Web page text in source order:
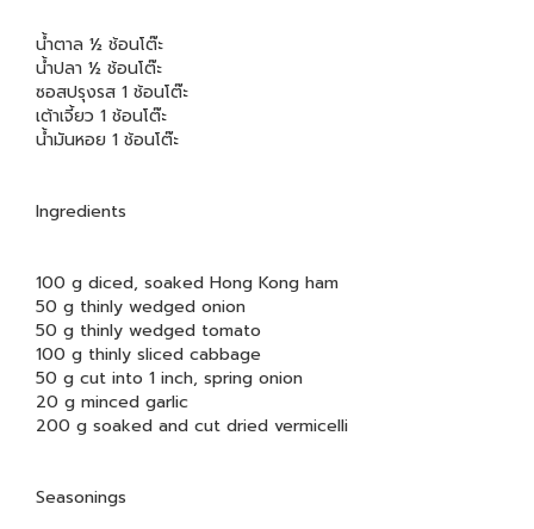
น้ำตาล ½ ช้อนโต๊ะ
น้ำปลา ½ ช้อนโต๊ะ
ซอสปรุงรส 1 ช้อนโต๊ะ
เต้าเจี้ยว 1 ช้อนโต๊ะ
น้ำมันหอย 1 ช้อนโต๊ะ
Ingredients
100 g diced, soaked Hong Kong ham
50 g thinly wedged onion
50 g thinly wedged tomato
100 g thinly sliced cabbage
50 g cut into 1 inch, spring onion
20 g minced garlic
200 g soaked and cut dried vermicelli
Seasonings